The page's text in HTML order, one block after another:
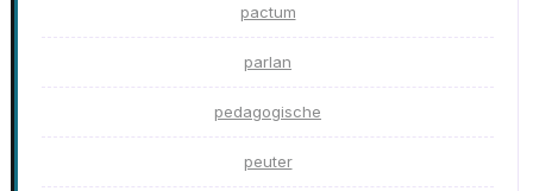
pactum
parlan
pedagogische
peuter